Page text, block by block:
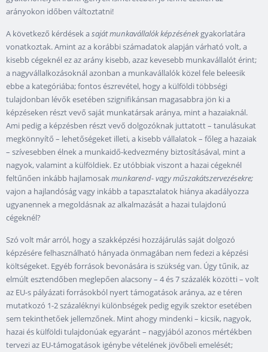
arányokon időben változtatni!
A következő kérdések asaját munkavállalók képzésénekgyakorlatára
vonatkoztak. Amint az a korábbi számadatok alapján várható volt, a
kisebb cégeknél ez az arány kisebb, azaz kevesebb munkavállalót érint;
a nagyvállalkozásoknál azonban a munkavállalók közel fele beleesik
ebbe a kategóriába; fontos észrevétel, hogy a külföldi többségi
tulajdonban lévők esetében szignifikánsan magasabbra jön ki a
képzéseken részt vevő saját munkatársak aránya, mint a hazaiaknál.
Ami pedig a képzésben részt vevő dolgozóknak juttatott – tanulásukat
megkönnyítő – lehetőségeket illeti, a kisebb vállalatok – főleg a hazaiak
– szívesebben élnek a munkaidő-kedvezmény biztosításával, mint a
nagyok, valamint a külföldiek. Ez utóbbiak viszont a hazai cégeknél
feltűnően inkább hajlamosakmunkarend- vagy műszakátszervezésekre;
vajon a hajlandóság vagy inkább a tapasztalatok hiánya akadályozza
ugyanennek a megoldásnak az alkalmazását a hazai tulajdonú
cégeknél?
Szó volt már arról, hogy a szakképzési hozzájárulás saját dolgozó
képzésére felhasználható hányada önmagában nem fedezi a képzési
költségeket. Egyéb források bevonására is szükség van. Úgy tűnik, az
elmúlt esztendőben meglepően alacsony – 4 és 7 százalék közötti – volt
az EU-s pályázati forrásokból nyert támogatások aránya, az e téren
mutatkozó 1-2 százaléknyi különbségek pedig egyik szektor esetében
sem tekinthetőek jellemzőnek. Mint ahogy mindenki – kicsik, nagyok,
hazai és külföldi tulajdonúak egyaránt – nagyjából azonos mértékben
tervezi az EU-támogatások igénybe vételének jövőbeli emelését;